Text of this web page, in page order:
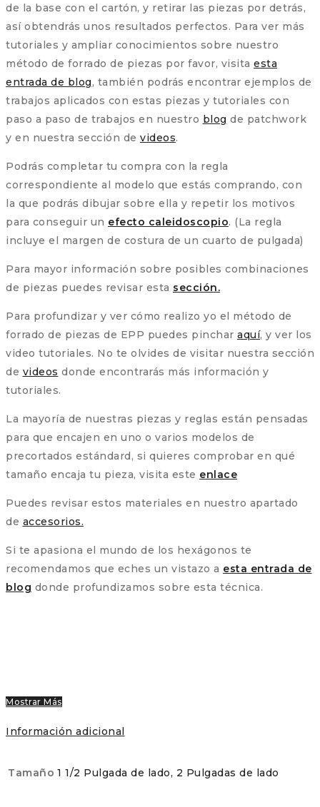
de la base con el cartón, y retirar las piezas por detrás,
así obtendrás unos resultados perfectos. Para ver más
tutoriales y ampliar conocimientos sobre nuestro
método de forrado de piezas por favor, visita esta
entrada de blog, también podrás encontrar ejemplos de
trabajos aplicados con estas piezas y tutoriales con
paso a paso de trabajos en nuestro blog de patchwork
y en nuestra sección de videos.
Podrás completar tu compra con la regla
correspondiente al modelo que estás comprando, con
la que podrás dibujar sobre ella y repetir los motivos
para conseguir un efecto caleidoscopio. (La regla
incluye el margen de costura de un cuarto de pulgada)
Para mayor información sobre posibles combinaciones
de piezas puedes revisar esta sección.
Para profundizar y ver cómo realizo yo el método de
forrado de piezas de EPP puedes pinchar aquí, y ver los
video tutoriales. No te olvides de visitar nuestra sección
de videos donde encontrarás más información y
tutoriales.
La mayoría de nuestras piezas y reglas están pensadas
para que encajen en uno o varios modelos de
precortados estándard, si quieres comprobar en qué
tamaño encaja tu pieza, visita este enlace
Puedes revisar estos materiales en nuestro apartado
de accesorios.
Si te apasiona el mundo de los hexágonos te
recomendamos que eches un vistazo a esta entrada de
blog donde profundizamos sobre esta técnica.
Mostrar Más
Información adicional
Tamaño 1 1/2 Pulgada de lado, 2 Pulgadas de lado